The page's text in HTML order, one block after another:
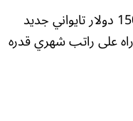
بالإضافة إلى الرسوم الدراسية والمتنوعة ، يوجد بدل معيشة يصل إلى 15000 دولار تايواني جديد
على راتب شهري قدره